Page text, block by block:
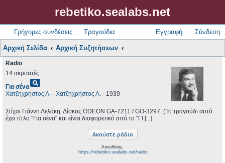
rebetiko.sealabs.net
Γρήγορες συνδέσεις Τραγούδια Σύνδεση
Εγγραφή
Αρχική Σελίδα Αρχική Συζητήσεων
Radio
14 ακροατές
Για σέναpageview
Χατζηχρήστος Α. - Χατζηχρήστος Α. - 1939
Στίχοι Γιάννη Λελάκη. Δίσκος ODEON GA-7211 / GO-3297. (Το τραγούδι αυτό
έχει τίτλο "Για σένα" και είναι διαφορετικό από το "ΓΙ [...]
Απευθείας:
https://rebetiko.sealabs.net/radio